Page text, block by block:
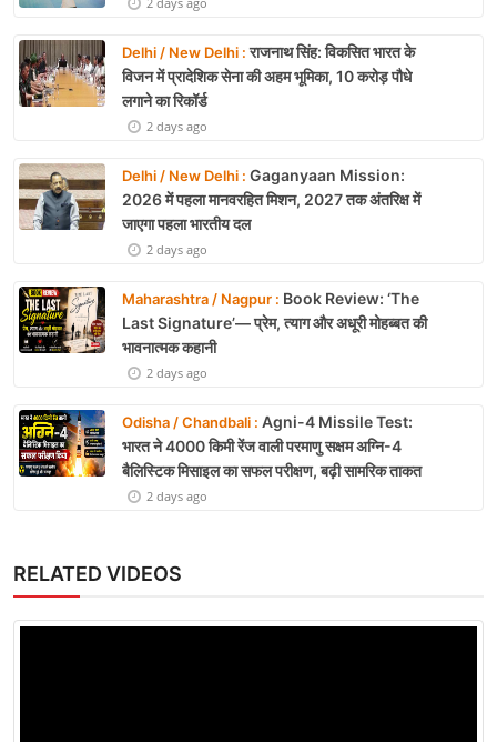
Delhi / New Delhi :राजनाथ सिंह: विकसित भारत के
विजन में प्रादेशिक सेना की अहम भूमिका, 10 करोड़ पौधे
लगाने का रिकॉर्ड
2 days ago
Delhi / New Delhi : Gaganyaan Mission:
2026 में पहला मानवरहित मिशन, 2027 तक अंतरिक्ष में
जाएगा पहला भारतीय दल
2 days ago
Maharashtra / Nagpur : Book Review: ‘The
Last Signature’— प्रेम, त्याग और अधूरी मोहब्बत की
भावनात्मक कहानी
2 days ago
Odisha / Chandbali : Agni-4 Missile Test:
भारत ने 4000 किमी रेंज वाली परमाणु सक्षम अग्नि-4
बैलिस्टिक मिसाइल का सफल परीक्षण, बढ़ी सामरिक ताकत
2 days ago
RELATED VIDEOS